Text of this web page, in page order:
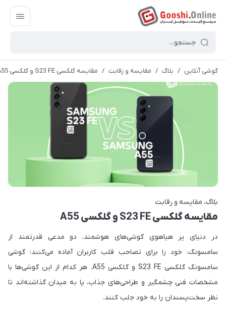
گوشی آنلاین / بلاگ / مقایسه و رقابت / مقایسه گلکسی S23 FE و گلکسی A55
بلاگ مقایسه و رقابت
مقایسه گلکسی S23 FE و گلکسی A55
در دنیای پر هیاهوی گوشی‌های هوشمند، دو مدعی قدرتمند از
سامسونگ، خود را برای تصاحب قلب کاربران آماده می‌کنند؛ گوشی
سامسونگ گلکسی S23 FE و گلکسی A55. هر کدام از این گوشی‌ها با
مشخصات فنی چشمگیر و طراحی‌های جذاب، پا به میدان گذاشته‌اند تا
نظر سخت‌پسندان را به خود جلب کنند.